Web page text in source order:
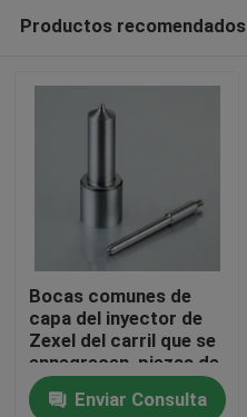
Inicio
Productos recomendados
Bocas comunes de
capa del inyector de
Zexel del carril que se
ennegrecen, piezas de
la bomba del inyector
de ZexelEnviar Consulta